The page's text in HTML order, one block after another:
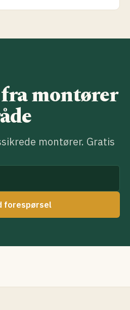
montører
montører. Gratis
forespørsel